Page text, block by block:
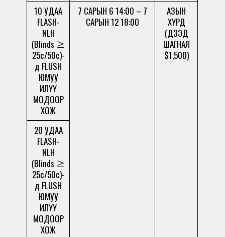
10 УДАА
FLASH-
NLH
(Blinds ≥
25c/50c)-
д FLUSH
ЮМУУ
ИЛҮҮ
МОДООР
ХОЖ
7 САРЫН 6 14:00 – 7
САРЫН 12 18:00
АЗЫН
ХҮРД
(ДЭЭД
ШАГНАЛ
$1,500)
20 УДАА
FLASH-
NLH
(Blinds ≥
25c/50c)-
д FLUSH
ЮМУУ
ИЛҮҮ
МОДООР
ХОЖ